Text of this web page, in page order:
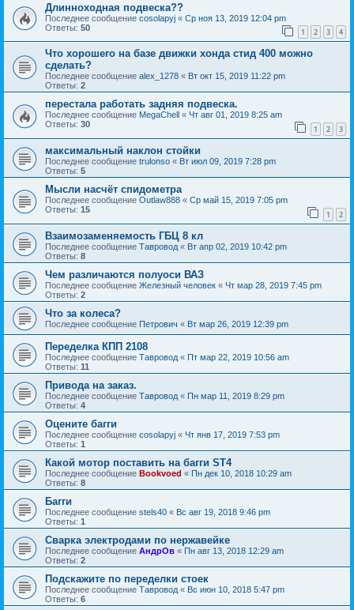
Длинноходная подвеска??
Последнее сообщение cosolapyj « Ср ноя 13, 2019 12:04 pm
Ответы: 50 1 2 3 4
Что хорошего на базе движки хонда стид 400 можно
сделать?
Последнее сообщение alex_1278 « Вт окт 15, 2019 11:22 pm
Ответы: 2
перестала работать задняя подвеска.
Последнее сообщение MegaChell « Чт авг 01, 2019 8:25 am
Ответы: 30 1 2 3
максимальный наклон стойки
Последнее сообщение trulonso « Вт июл 09, 2019 7:28 pm
Ответы: 5
Мысли насчёт спидометра
Последнее сообщение Outlaw888 « Ср май 15, 2019 7:05 pm
Ответы: 15 1 2
Взаимозаменяемость ГБЦ 8 кл
Последнее сообщение Тавровод « Вт апр 02, 2019 10:42 pm
Ответы: 8
Чем различаются полуоси ВАЗ
Последнее сообщение Железный человек « Чт мар 28, 2019 7:45 pm
Ответы: 2
Что за колеса?
Последнее сообщение Петрович « Вт мар 26, 2019 12:39 pm
Переделка КПП 2108
Последнее сообщение Тавровод « Пт мар 22, 2019 10:56 am
Ответы: 11
Привода на заказ.
Последнее сообщение Тавровод « Пн мар 11, 2019 8:29 pm
Ответы: 4
Оцените багги
Последнее сообщение cosolapyj « Чт янв 17, 2019 7:53 pm
Ответы: 1
Какой мотор поставить на багги ST4
Последнее сообщение Bookvoed « Пн дек 10, 2018 10:29 am
Ответы: 8
Багги
Последнее сообщение stels40 « Вс авг 19, 2018 9:46 pm
Ответы: 1
Сварка электродами по нержавейке
Последнее сообщение АндрОв « Пн авг 13, 2018 12:29 am
Ответы: 2
Подскажите по переделки стоек
Последнее сообщение Тавровод « Вс июн 10, 2018 5:47 pm
Ответы: 6